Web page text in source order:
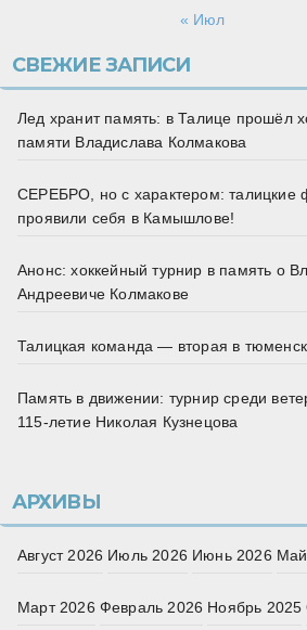
« Июл
СВЕЖИЕ ЗАПИСИ
Лед хранит память: в Талице прошёл
памяти Владислава Колмакова
СЕРЕБРО, но с характером: талицкие
проявили себя в Камышлове!
Анонс: хоккейный турнир в память о
Андреевиче Колмакове
Талицкая команда — вторая в
Память в движении: турнир среди
115‑летие Николая Кузнецова
АРХИВЫ
Август 2026 Июль 2026 Июнь 2026
Март 2026 Февраль 2026 Ноябрь 2025